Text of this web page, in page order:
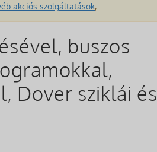
akciós szolgáltatások,
buszos
Dover sziklái és